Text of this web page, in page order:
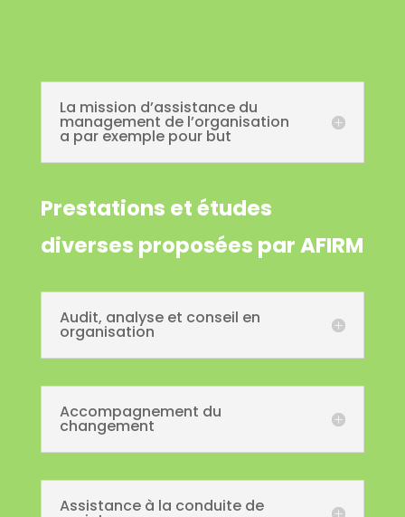
La mission d’assistance du
management de l’organisation
a par exemple pour but
Prestations et études
diverses proposées par AFIRM
Audit, analyse et conseil en
organisation
Accompagnement du
changement
Assistance à la conduite de